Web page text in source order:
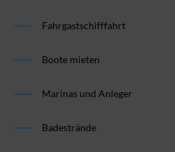
Fahrgastschifffahrt
Boote mieten
Marinas und Anleger
Badestrände